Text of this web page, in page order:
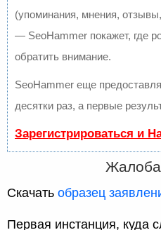
(упоминания, мнения,
— SeoHammer покажет, где
обратить внимание.
SeoHammer еще
десятки раз, а первые
Зарегистрироваться и
Скачать образец
Первая инстанция, куда